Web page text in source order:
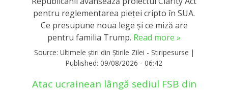
pentru reglementarea pieței cripto în SUA.
Ce presupune noua lege și ce miză are
pentru familia Trump. Read more »
Source: Ultimele știri din Știrile Zilei - Stiripesurse |
Published: 09/08/2026 - 06:42
Atac ucrainean lângă sediul FSB din